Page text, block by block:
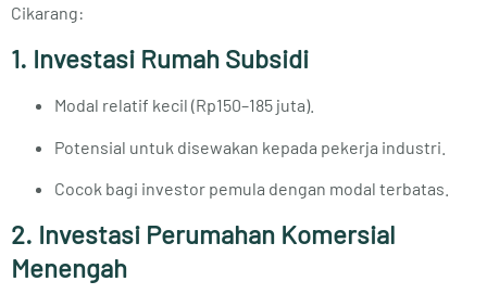
Cikarang:
1. Investasi Rumah Subsidi
Modal relatif kecil (Rp150–185 juta).
Potensial untuk disewakan kepada pekerja industri.
Cocok bagi investor pemula dengan modal terbatas.
2. Investasi Perumahan Komersial
Menengah